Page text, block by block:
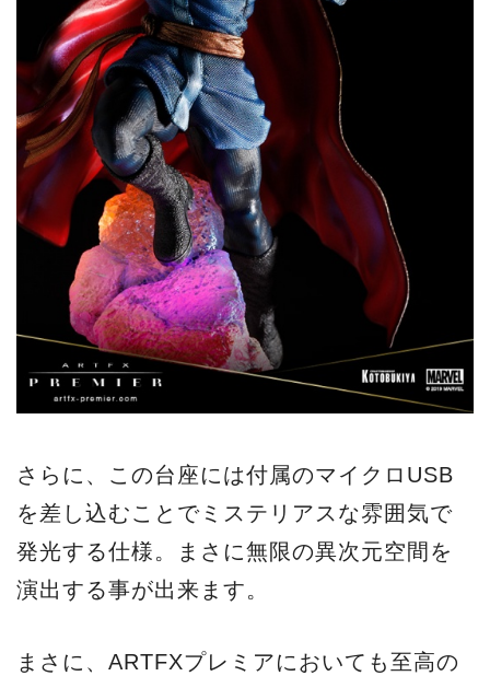
さらに、この台座には付属のマイクロUSB
を差し込むことでミステリアスな雰囲気で
発光する仕様。まさに無限の異次元空間を
演出する事が出来ます。
まさに、ARTFXプレミアにおいても至高の